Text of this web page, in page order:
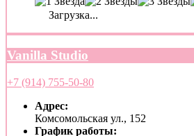
Загрузка...
Vanilla Studio
+7 (914) 755-50-80
Адрес:
Комсомольская ул., 152
График работы: